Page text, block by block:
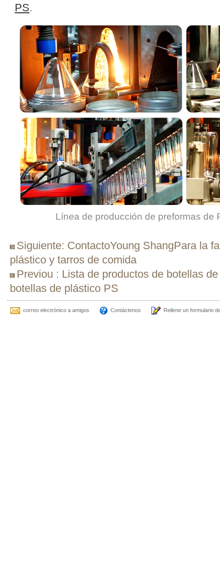
PS.
Línea de producción de preformas de
Siguiente: ContactoYoung ShangPara la
plástico y tarros de comida
Previou : Lista de productos de botellas
botellas de plástico PS
correo electrónico a amigos Contáctenos Rellene un formulario